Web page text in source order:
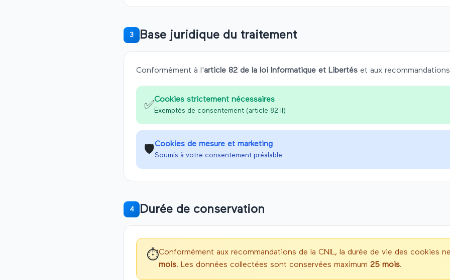
3 Base juridique du traitement
Conformément à l'article 82 de la loi Informatique et Libertés et aux
✅Cookies strictement nécessaires
Exemptés de consentement (article 82 II)
🛡️Cookies de mesure et marketing
Soumis à votre consentement préalable
4 Durée de conservation
⏱️Conformément aux recommandations de la CNIL, la durée de vie des cookies
mois. Les données collectées sont conservées maximum 25 mois.